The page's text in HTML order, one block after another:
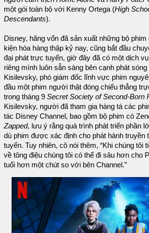
một gói toàn bộ với Kenny Ortega (High
Descendants).
Disney, hãng vốn đã sản xuất những bộ
kiện hóa hàng thập kỷ nay, cũng bắt đầu
đại phát trực tuyến, giờ đây đã có một dịch
riêng mình luôn sẵn sàng bên cạnh phát
Kisilevsky, phó giám đốc lĩnh vực phim
đầu một phim người thật đóng chiếu thẳng
trong tháng 9 Secret Society of Second-Born
Kisilevsky, người đã tham gia hàng tá các
tác Disney Channel, bao gồm bộ phim có
Zapped, lưu ý rằng quá trình phát triển phần
dù phim được xác định cho phát hành truyền
tuyến. Tuy nhiên, cô nói thêm, “Khi chúng tôi
về tông điệu chúng tôi có thể đi sâu hơn cho
tuổi hơn một chút so với bên Channel.”